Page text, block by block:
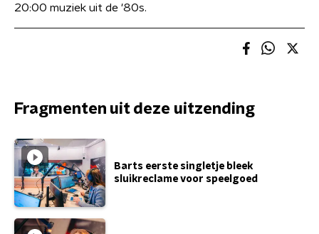
20:00 muziek uit de '80s.
Fragmenten uit deze uitzending
Barts eerste singletje bleek
sluikreclame voor speelgoed